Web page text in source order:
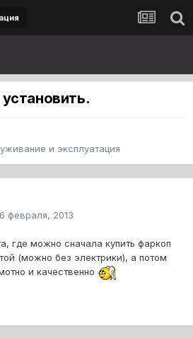
и эксплуатация
февраля, 2013
где можно сначала купить фаркоп
(можно без электрики), а потом
и качественно